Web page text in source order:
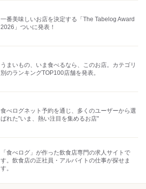
一番美味しいお店を決定する「The Tabelog Award
2026」ついに発表！
うまいもの、いま食べるなら、このお店。カテゴリ
別のランキングTOP100店舗を発表。
食べログネット予約を通じ、多くのユーザーから選
ばれた"いま、熱い注目を集めるお店"
「食べログ」が作った飲食店専門の求人サイトで
す。飲食店の正社員・アルバイトの仕事が探せま
す。